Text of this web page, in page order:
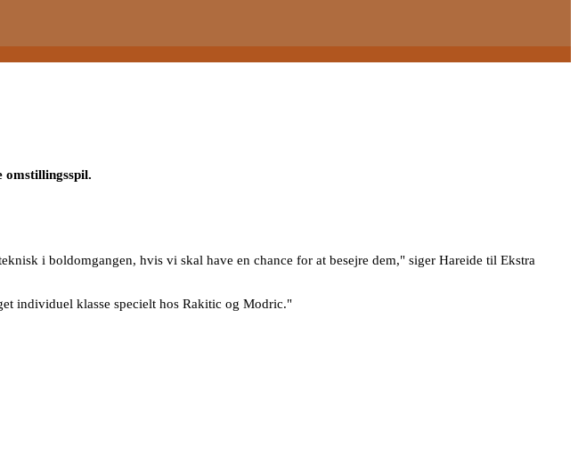
omstillingsspil.
i boldomgangen, hvis vi skal have en chance for at besejre dem," siger Hareide til Ekstra
individuel klasse specielt hos Rakitic og Modric."